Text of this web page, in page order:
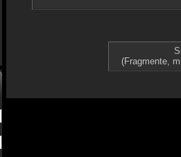
(Fragmente,